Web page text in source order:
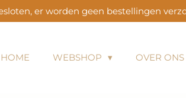
er worden geen bestellingen
HOME WEBSHOP OVER ONS